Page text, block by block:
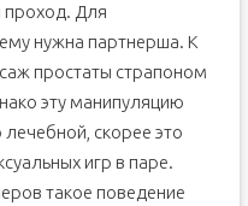
проход. Для
нужна партнерша. К
простаты страпоном
эту манипуляцию
скорее это
игр в паре.
такое поведение